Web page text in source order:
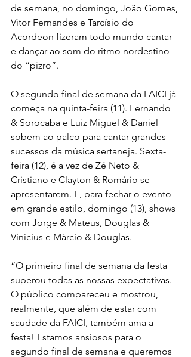
de semana, no domingo, João Gomes,
Vitor Fernandes e Tarcísio do
Acordeon fizeram todo mundo cantar
e dançar ao som do ritmo nordestino
do “pizro”.
O segundo final de semana da FAICI já
começa na quinta-feira (11). Fernando
& Sorocaba e Luiz Miguel & Daniel
sobem ao palco para cantar grandes
sucessos da música sertaneja. Sexta-
feira (12), é a vez de Zé Neto &
Cristiano e Clayton & Romário se
apresentarem. E, para fechar o evento
em grande estilo, domingo (13), shows
com Jorge & Mateus, Douglas &
Vinícius e Márcio & Douglas.
“O primeiro final de semana da festa
superou todas as nossas expectativas.
O público compareceu e mostrou,
realmente, que além de estar com
saudade da FAICI, também ama a
festa! Estamos ansiosos para o
segundo final de semana e queremos